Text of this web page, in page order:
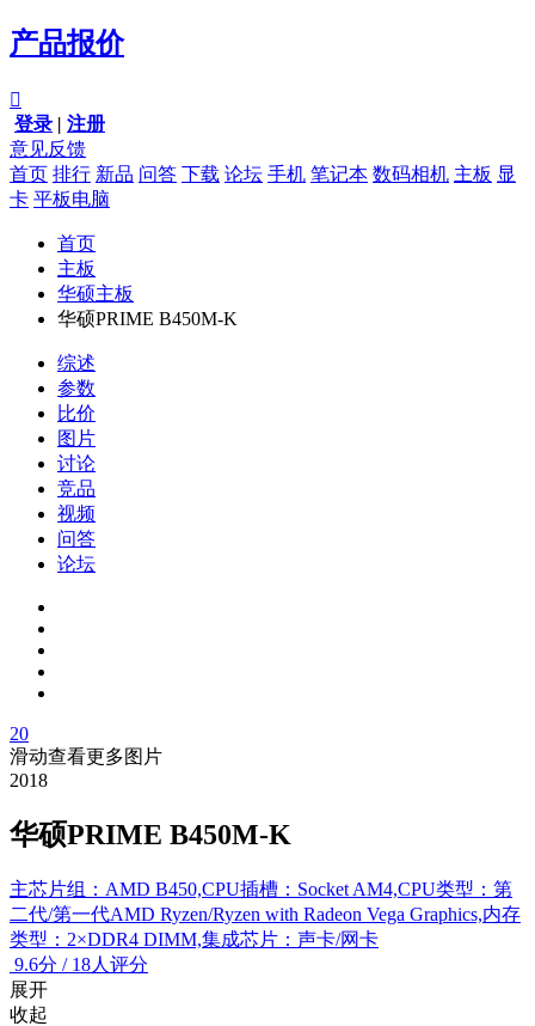
产品报价

登录 | 注册
意见反馈
首页 排行 新品 问答 下载 论坛 手机 笔记本 数码相机 主板 显
卡 平板电脑
首页
主板
华硕主板
华硕PRIME B450M-K
综述
参数
比价
图片
讨论
竞品
视频
问答
论坛
20
滑动查看更多图片
2018
华硕PRIME B450M-K
主芯片组：AMD B450,CPU插槽：Socket AM4,CPU类型：第
二代/第一代AMD Ryzen/Ryzen with Radeon Vega Graphics,内存
类型：2×DDR4 DIMM,集成芯片：声卡/网卡
9.6分 / 18人评分
展开
收起